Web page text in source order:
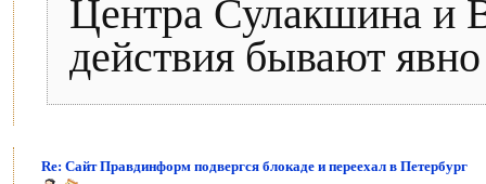
Центра Сулакшина и
действия бывают
Re: Сайт Правдинформ подвергся блокаде и переехал в Петербург